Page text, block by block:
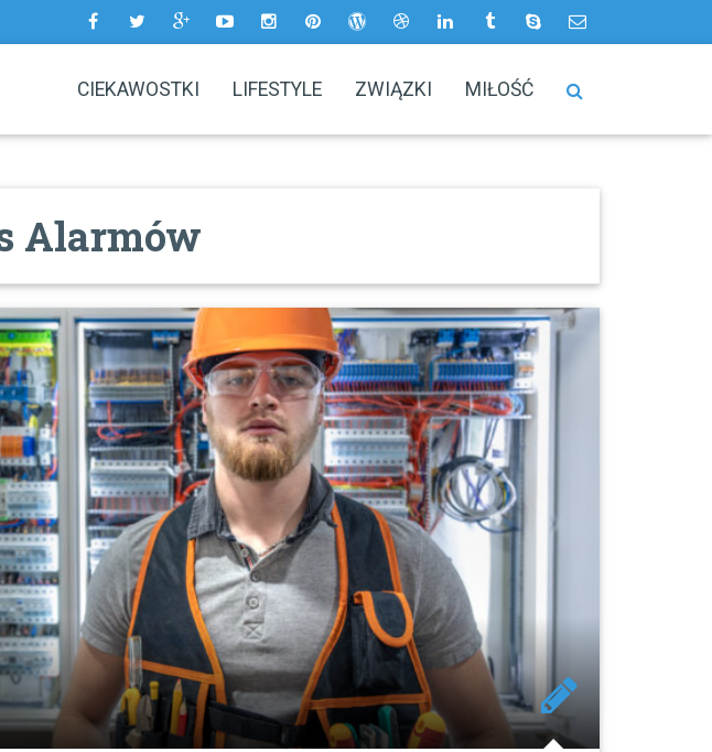
CIEKAWOSTKI LIFESTYLE ZWIĄZKI MIŁOŚĆ
Alarmów